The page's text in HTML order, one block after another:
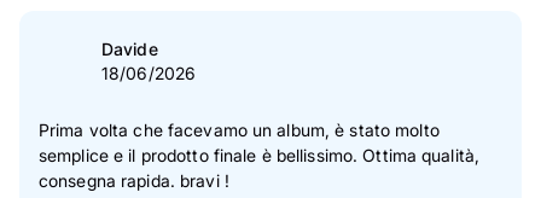
Davide
18/06/2026
Prima volta che facevamo un album, è stato molto
semplice e il prodotto finale è bellissimo. Ottima qualità,
consegna rapida. bravi !